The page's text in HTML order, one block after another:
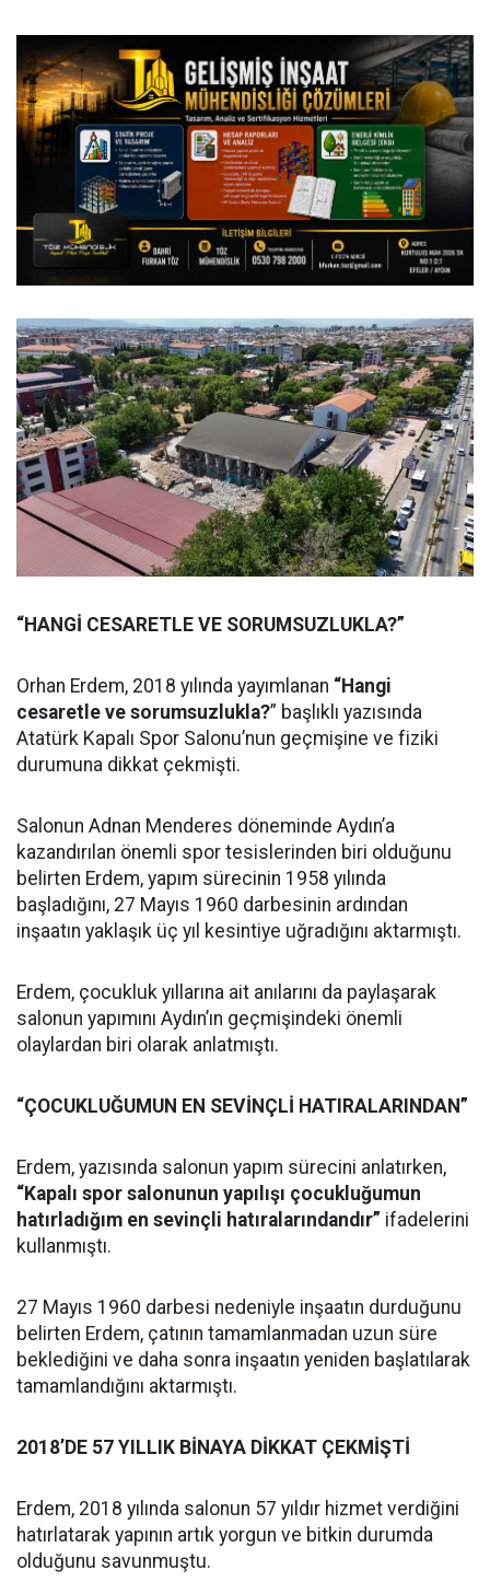
“HANGİ CESARETLE VE SORUMSUZLUKLA?”
Orhan Erdem, 2018 yılında yayımlanan “Hangi
cesaretle ve sorumsuzlukla?” başlıklı yazısında
Atatürk Kapalı Spor Salonu’nun geçmişine ve fiziki
durumuna dikkat çekmişti.
Salonun Adnan Menderes döneminde Aydın’a
kazandırılan önemli spor tesislerinden biri olduğunu
belirten Erdem, yapım sürecinin 1958 yılında
başladığını, 27 Mayıs 1960 darbesinin ardından
inşaatın yaklaşık üç yıl kesintiye uğradığını aktarmıştı.
Erdem, çocukluk yıllarına ait anılarını da paylaşarak
salonun yapımını Aydın’ın geçmişindeki önemli
olaylardan biri olarak anlatmıştı.
“ÇOCUKLUĞUMUN EN SEVİNÇLİ HATIRALARINDAN”
Erdem, yazısında salonun yapım sürecini anlatırken,
“Kapalı spor salonunun yapılışı çocukluğumun
hatırladığım en sevinçli hatıralarındandır” ifadelerini
kullanmıştı.
27 Mayıs 1960 darbesi nedeniyle inşaatın durduğunu
belirten Erdem, çatının tamamlanmadan uzun süre
beklediğini ve daha sonra inşaatın yeniden başlatılarak
tamamlandığını aktarmıştı.
2018’DE 57 YILLIK BİNAYA DİKKAT ÇEKMİŞTİ
Erdem, 2018 yılında salonun 57 yıldır hizmet verdiğini
hatırlatarak yapının artık yorgun ve bitkin durumda
olduğunu savunmuştu.